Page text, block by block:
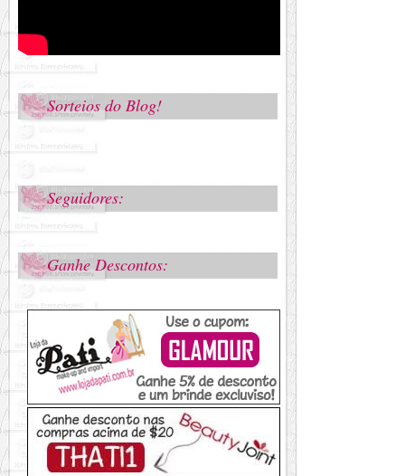
Sorteios do Blog!
Seguidores:
Ganhe Descontos: